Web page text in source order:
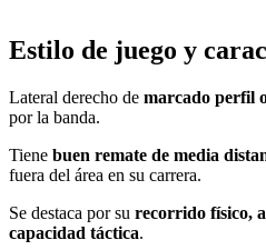
Estilo de juego y
Lateral derecho de marcado perfil
por la banda.
Tiene buen remate de media
fuera del área en su carrera.
Se destaca por su recorrido físico,
capacidad táctica.